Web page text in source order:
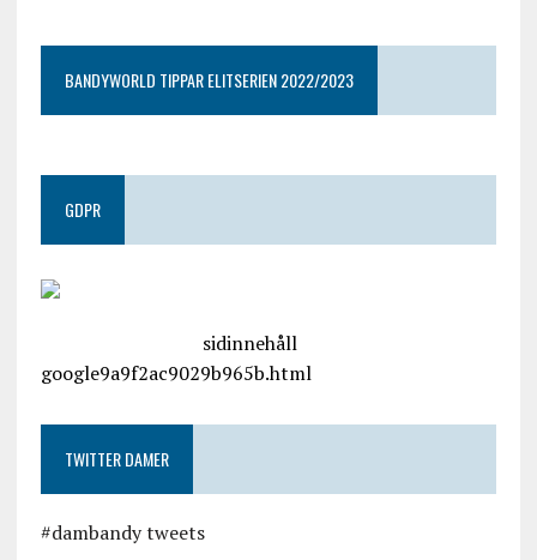
BANDYWORLD TIPPAR ELITSERIEN 2022/2023
GDPR
sidinnehåll
google9a9f2ac9029b965b.html
TWITTER DAMER
#dambandy tweets